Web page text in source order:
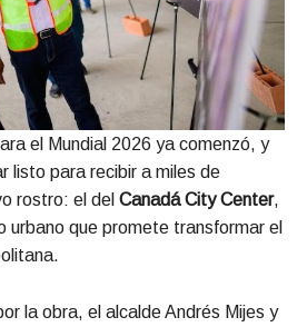
el Mundial 2026 ya comenzó, y
listo para recibir a miles de
rostro: el del Canadá City Center,
urbano que promete transformar el
la obra, el alcalde Andrés Mijes y